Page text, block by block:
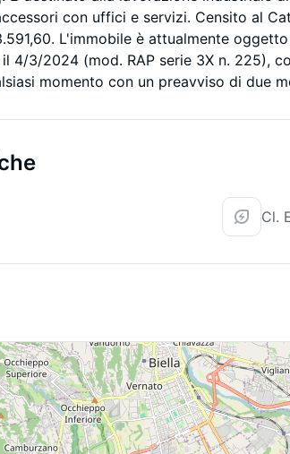
con uffici e servizi. Censito al
L'immobile è attualmente
4/3/2024 (mod. RAP serie 3X n. 225),
momento con un preavviso di due
Cl.